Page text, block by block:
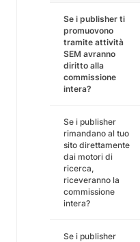
Se i publisher ti
promuovono
tramite attività
SEM avranno
diritto alla
commissione
intera?
Se i publisher
rimandano al tuo
sito direttamente
dai motori di
ricerca,
riceveranno la
commissione
intera?
Se i publisher